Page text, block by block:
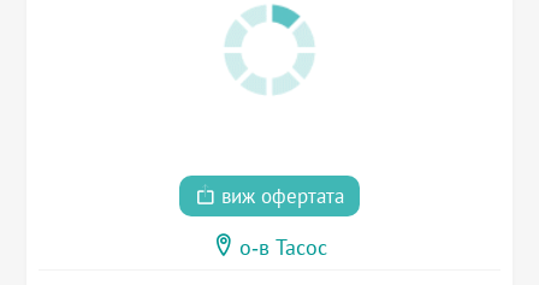
виж офертата
о-в Тасос